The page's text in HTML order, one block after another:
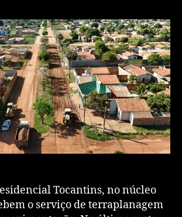
Tocantins, no núcleo
o serviço de terraplanagem